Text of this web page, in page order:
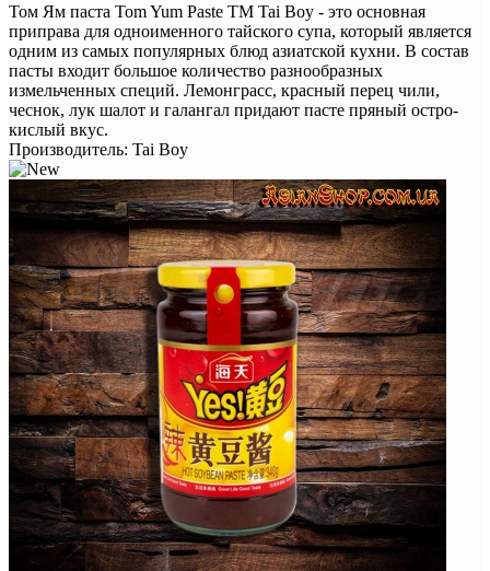
Том Ям паста Tom Yum Paste TM Tai Boy - это основная
приправа для одноименного тайского супа, который является
одним из самых популярных блюд азиатской кухни. В состав
пасты входит большое количество разнообразных
измельченных специй. Лемонграсс, красный перец чили,
чеснок, лук шалот и галангал придают пасте пряный остро-
кислый вкус.
Производитель: Tai Boy